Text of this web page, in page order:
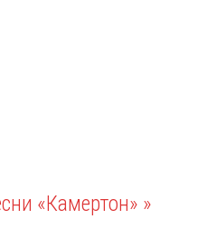
«Камертон» »